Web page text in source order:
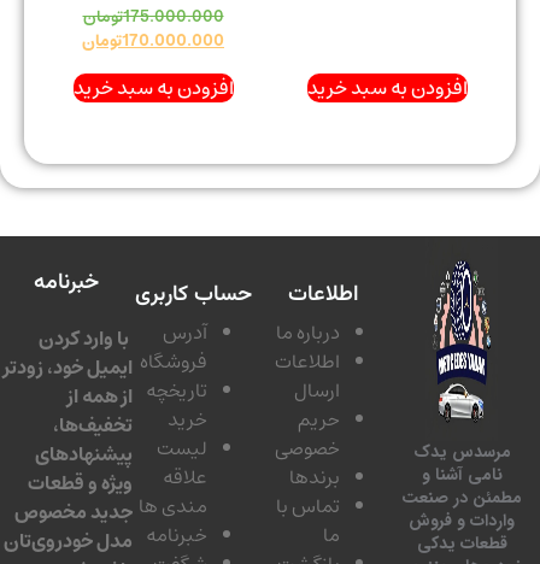
افزودن به سبد خرید
175.000.000تومان
170.000.000تومان
افزودن به سبد خرید
یدک
آشنا و
در صنعت
و فروش
یدکی
اطلاعات
درباره ما
اطلاعات
ارسال
حریم
خصوصی
برندها
تماس با
حساب کاربری
آدرس
فروشگاه
تاریخچه
لیست
مندی ها
خبرنامه
خبرنامه
با وارد کردن
ایمیل خود، زودتر
از همه از
تخفیف‌ها،
پیشنهادهای
ویژه و قطعات
جدید مخصوص
مدل خودروی‌تان